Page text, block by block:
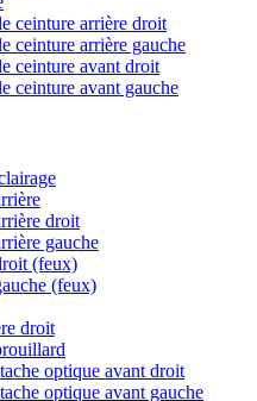
ceinture arrière droit
ceinture arrière gauche
ceinture avant droit
ceinture avant gauche
droit
gauche
(feux)
(feux)
droit
optique avant droit
optique avant gauche